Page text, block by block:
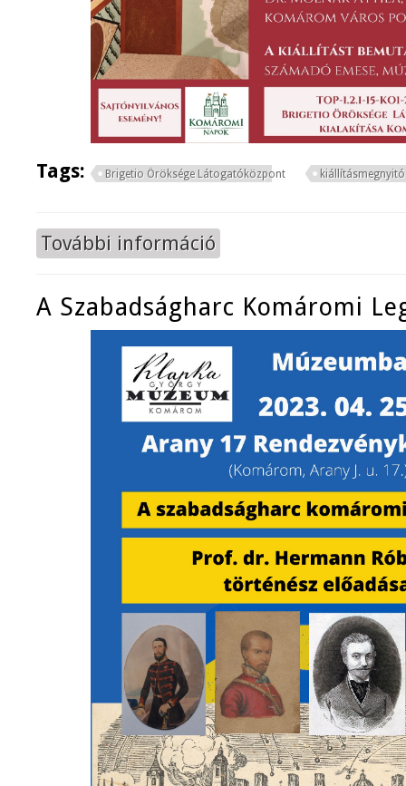
Tags: Brigetio Öröksége Látogatóközpont kiállításmegnyitó
További információ
A Szabadságharc Komáromi